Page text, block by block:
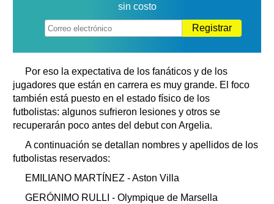
sin costo
Registrar
Por eso la expectativa de los fanáticos y de los
jugadores que están en carrera es muy grande. El foco
también está puesto en el estado físico de los
futbolistas: algunos sufrieron lesiones y otros se
recuperarán poco antes del debut con Argelia.
A continuación se detallan nombres y apellidos de los
futbolistas reservados:
EMILIANO MARTÍNEZ - Aston Villa
GERÓNIMO RULLI - Olympique de Marsella